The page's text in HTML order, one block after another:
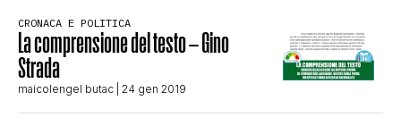
SCIENZA E TECNOLOGIA
SALUTE E MEDICINA
CRONACA E POLITICA
La comprensione del testo – Gino
Strada
maicolengel butac | 24 gen 2019